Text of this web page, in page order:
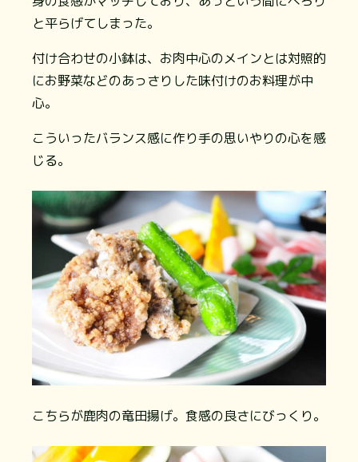
と平らげてしまった。
付け合わせの小鉢は、お肉中心のメインとは対照的
にお野菜などのあっさりした味付けのお料理が中
心。
こういったバランス感に作り手の思いやりの心を感
じる。
こちらが鹿肉の竜田揚げ。食感の良さにびっくり。